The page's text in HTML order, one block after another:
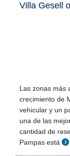
Villa Gesell
Las zonas más
crecimiento de
vehicular y un
una de las
cantidad de
Pampas está